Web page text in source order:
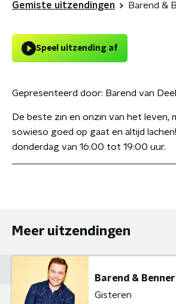
Gemiste uitzendingen Barend &
Speel uitzending af
Gepresenteerd door: Barend van
De beste zin en onzin van het leven,
sowieso goed op gaat en altijd
donderdag van 16:00 tot 19:00 uur.
Meer uitzendingen
Barend & Benner
Gisteren